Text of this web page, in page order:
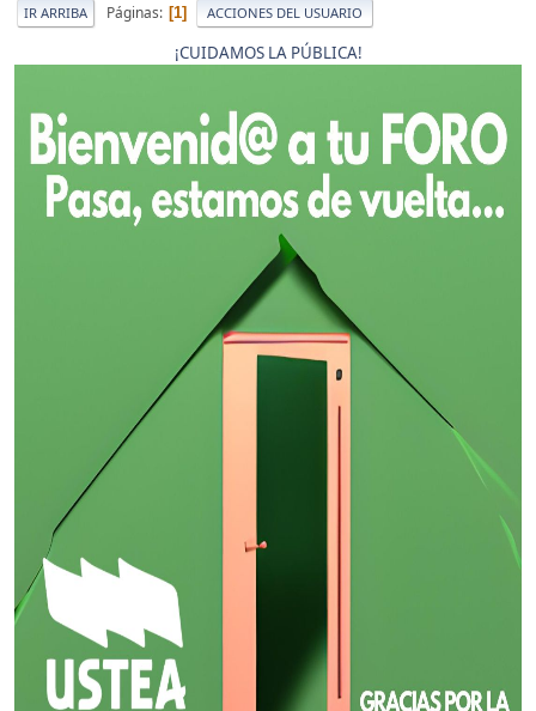
IR ARRIBA Páginas 1 ACCIONES DEL USUARIO
¡CUIDAMOS LA PÚBLICA!